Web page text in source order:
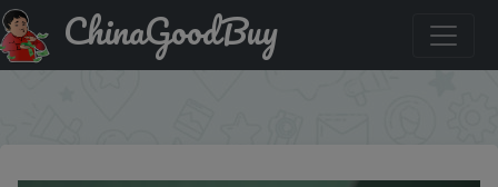
Придбати TWS-наушники Haylou GT5 с сенсорным
управлением и поддержкой Bluetooth
ChinaGoodBuy